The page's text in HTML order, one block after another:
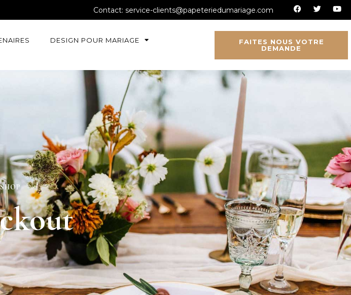
Contact: service-clients@papeteriedumariage.com
DESIGN POUR MARIAGE
FAITES NOUS VOTRE
DEMANDE
SHOP